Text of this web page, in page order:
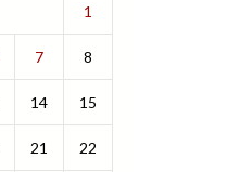
1
7 8
14 15
21 22